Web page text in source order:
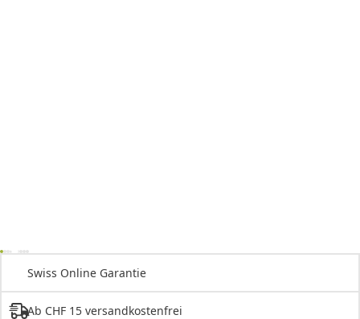
Swiss Online Garantie
Ab CHF 15 versandkostenfrei